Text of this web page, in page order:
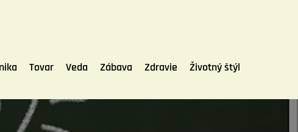
Tovar Veda Zábava Zdravie Životný štýl